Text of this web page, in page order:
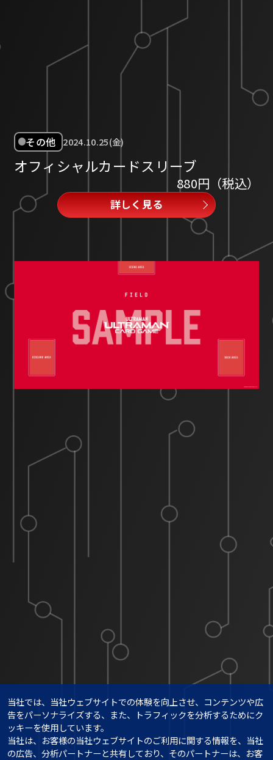
その他 2024.10.25(金)
オフィシャルカードスリーブ
880円（税込）
詳しく見る
当社では、当社ウェブサイトでの体験を向上させ、コンテンツや広
告をパーソナライズする、また、トラフィックを分析するためにク
ッキーを使用しています。
当社は、お客様の当社ウェブサイトのご利用に関する情報を、当社
の広告、分析パートナーと共有しており、そのパートナーは、お客